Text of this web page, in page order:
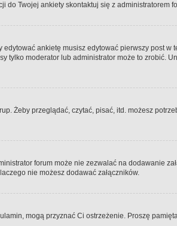
do Twojej ankiety skontaktuj się z administratorem
ankietę musisz edytować pierwszy post
tylko moderator lub administrator może to zrobić.
Żeby przeglądać, czytać, pisać, itd. możesz
forum może nie zezwalać na dodawanie
nie możesz dodawać załączników.
mogą przyznać Ci ostrzeżenie. Proszę